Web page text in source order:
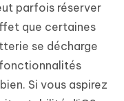
parfois réserver
que certaines
se décharge
Si vous aspirez